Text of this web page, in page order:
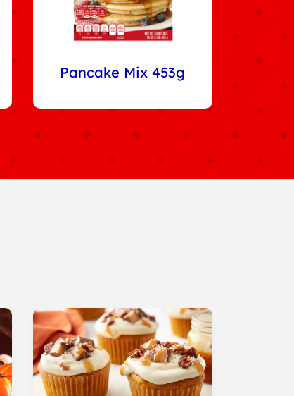
Pancake Mix 453g